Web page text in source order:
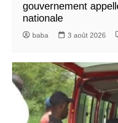
gouvernement
nationale
baba 3 août 2026